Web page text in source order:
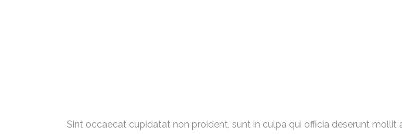
Sint occaecat cupidatat non proident, sunt in culpa qui officia deserunt